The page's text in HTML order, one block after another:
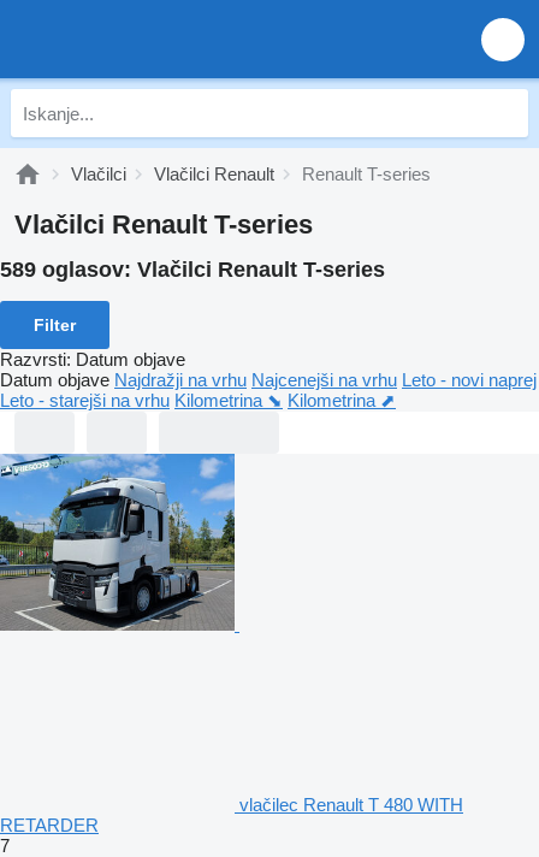
Vlačilci Vlačilci Renault Renault T-series
Vlačilci Renault T-series
589 oglasov: Vlačilci Renault T-series
Filter
Razvrsti: Datum objave
Datum objave Najdražji na vrhu Najcenejši na vrhu Leto - novi naprej
Leto - starejši na vrhu Kilometrina ⬊ Kilometrina ⬈
vlačilec Renault T 480 WITH
RETARDER
7